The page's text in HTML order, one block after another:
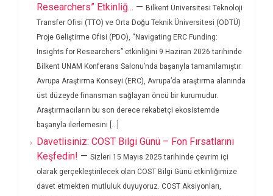
Researchers” Etkinliğ... — Bilkent Üniversitesi Teknoloji
Transfer Ofisi (TTO) ve Orta Doğu Teknik Üniversitesi (ODTÜ)
Proje Geliştirme Ofisi (PDO), “Navigating ERC Funding:
Insights for Researchers” etkinliğini 9 Haziran 2026 tarihinde
Bilkent UNAM Konferans Salonu’nda başarıyla tamamlamıştır.
Avrupa Araştırma Konseyi (ERC), Avrupa’da araştırma alanında
üst düzeyde finansman sağlayan öncü bir kurumudur.
Araştırmacıların bu son derece rekabetçi ekosistemde
başarıyla ilerlemesini [...]
Davetlisiniz: COST Bilgi Günü – Fon Fırsatlarını
Keşfedin! — Sizleri 15 Mayıs 2025 tarihinde çevrim içi
olarak gerçekleştirilecek olan COST Bilgi Günü etkinliğimize
davet etmekten mutluluk duyuyoruz. COST Aksiyonları,